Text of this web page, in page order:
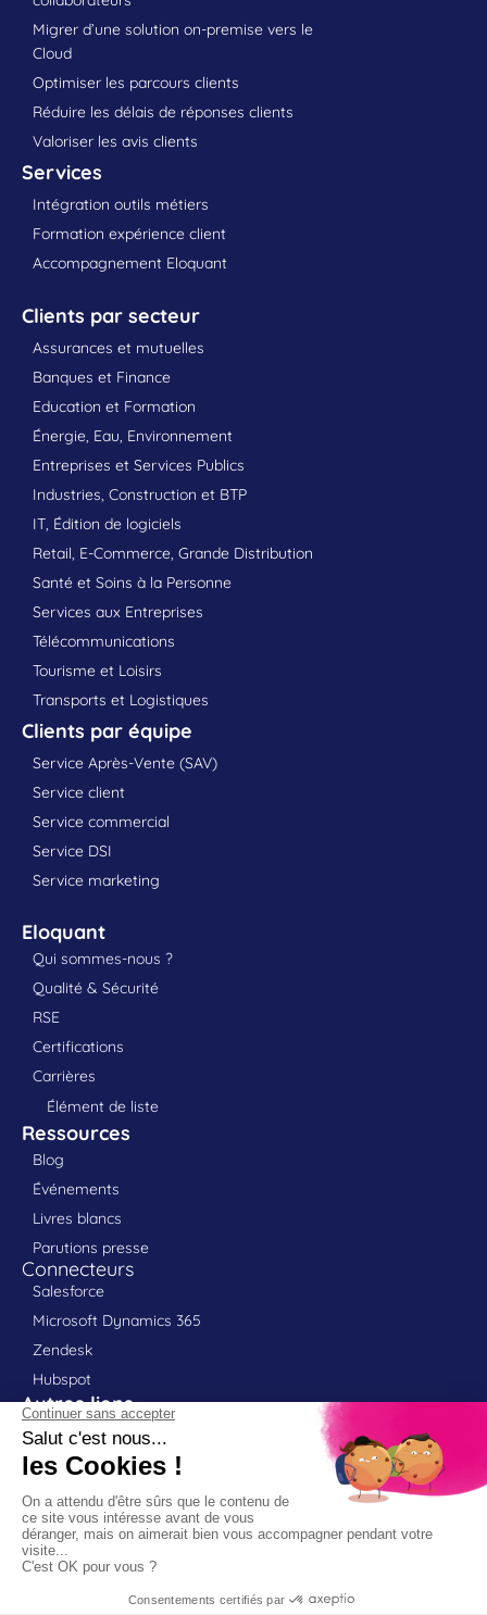
Migrer d’une solution on-premise vers le
Cloud
Optimiser les parcours clients
Réduire les délais de réponses clients
Valoriser les avis clients
Services
Intégration outils métiers
Formation expérience client
Accompagnement Eloquant
Clients par secteur
Assurances et mutuelles
Banques et Finance
Education et Formation
Énergie, Eau, Environnement
Entreprises et Services Publics
Industries, Construction et BTP
IT, Édition de logiciels
Retail, E-Commerce, Grande Distribution
Santé et Soins à la Personne
Services aux Entreprises
Télécommunications
Tourisme et Loisirs
Transports et Logistiques
Clients par équipe
Service Après-Vente (SAV)
Service client
Service commercial
Service DSI
Service marketing
Eloquant
Qui sommes-nous ?
Qualité & Sécurité
RSE
Certifications
Carrières
Élément de liste
Ressources
Blog
Événements
Livres blancs
Parutions presse
Connecteurs
Salesforce
Microsoft Dynamics 365
Zendesk
Hubspot
Autres liens
Contact
Portail client
Support
Partenaires
Politique RGPD
Contact DPO